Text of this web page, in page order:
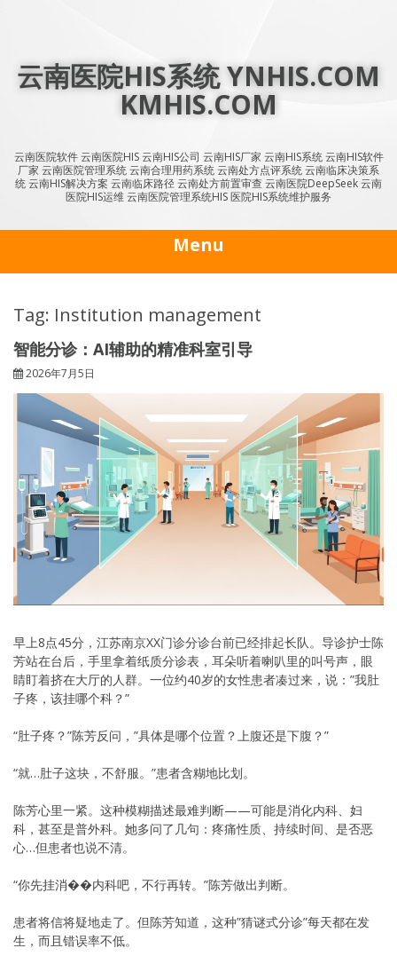
云南医院HIS系统 YNHIS.COM
KMHIS.COM
云南医院软件 云南医院HIS 云南HIS公司 云南HIS厂家 云南HIS系统 云南HIS软件
厂家 云南医院管理系统 云南合理用药系统 云南处方点评系统 云南临床决策系
统 云南HIS解决方案 云南临床路径 云南处方前置审查 云南医院DeepSeek 云南
医院HIS运维 云南医院管理系统HIS 医院HIS系统维护服务
Menu
Tag: Institution management
智能分诊：AI辅助的精准科室引导
2026年7月5日
早上8点45分，江苏南京XX门诊分诊台前已经排起长队。导诊护士陈
芳站在台后，手里拿着纸质分诊表，耳朵听着喇叭里的叫号声，眼
睛盯着挤在大厅的人群。一位约40岁的女性患者凑过来，说：”我肚
子疼，该挂哪个科？”
“肚子疼？”陈芳反问，”具体是哪个位置？上腹还是下腹？”
“就…肚子这块，不舒服。”患者含糊地比划。
陈芳心里一紧。这种模糊描述最难判断——可能是消化内科、妇
科，甚至是普外科。她多问了几句：疼痛性质、持续时间、是否恶
心…但患者也说不清。
“你先挂消��内科吧，不行再转。”陈芳做出判断。
患者将信将疑地走了。但陈芳知道，这种”猜谜式分诊”每天都在发
生，而且错误率不低。